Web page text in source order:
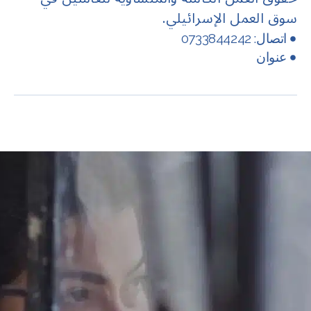
سوق العمل الإسرائيلي.
اتصال: 0733844242
عنوان